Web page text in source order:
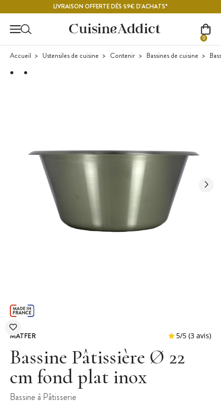
LIVRAISON OFFERTE DÈS 59€ D'ACHATS*
0
Accueil Ustensiles de cuisine Contenir Bassines de cuisine
MATFER
Bassine Pâtissière Ø 22
cm fond plat inox
Bassine à Pâtisserie